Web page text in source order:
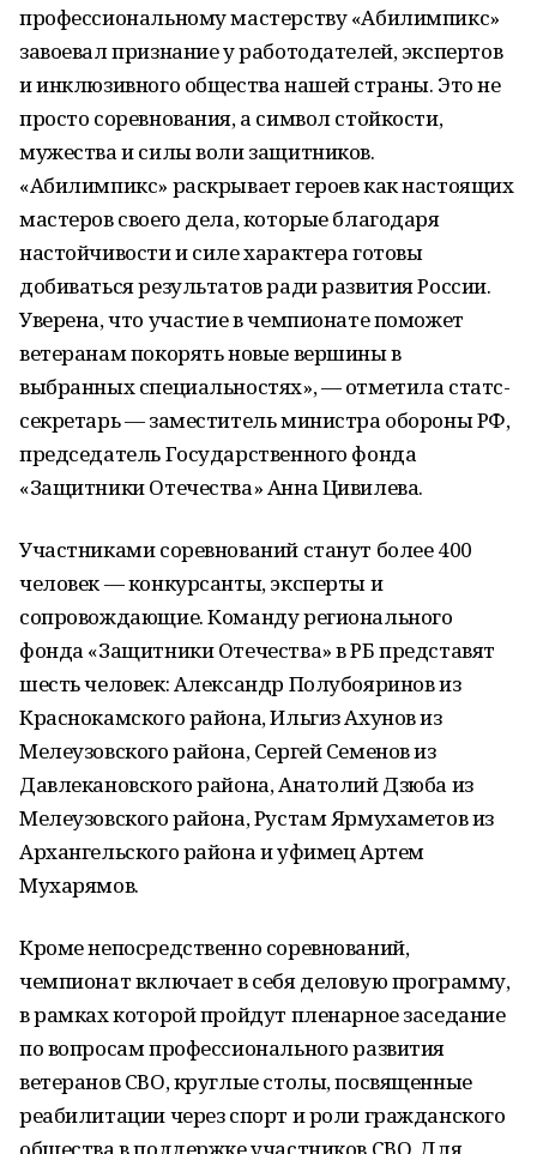
профессиональному мастерству «Абилимпикс»
завоевал признание у работодателей, экспертов
и инклюзивного общества нашей страны. Это не
просто соревнования, а символ стойкости,
мужества и силы воли защитников.
«Абилимпикс» раскрывает героев как настоящих
мастеров своего дела, которые благодаря
настойчивости и силе характера готовы
добиваться результатов ради развития России.
Уверена, что участие в чемпионате поможет
ветеранам покорять новые вершины в
выбранных специальностях», — отметила статс-
секретарь — заместитель министра обороны РФ,
председатель Государственного фонда
«Защитники Отечества» Анна Цивилева.
Участниками соревнований станут более 400
человек — конкурсанты, эксперты и
сопровождающие. Команду регионального
фонда «Защитники Отечества» в РБ представят
шесть человек: Александр Полубояринов из
Краснокамского района, Ильгиз Ахунов из
Мелеузовского района, Сергей Семенов из
Давлекановского района, Анатолий Дзюба из
Мелеузовского района, Рустам Ярмухаметов из
Архангельского района и уфимец Артем
Мухарямов.
Кроме непосредственно соревнований,
чемпионат включает в себя деловую программу,
в рамках которой пройдут пленарное заседание
по вопросам профессионального развития
ветеранов СВО, круглые столы, посвященные
реабилитации через спорт и роли гражданского